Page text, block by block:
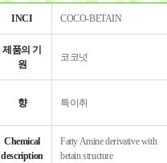
INCI COCO-BETAIN
제품의 기
원
코코넛
향 특이취
Chemical
description
Fatty Amine derivative with
betain structure